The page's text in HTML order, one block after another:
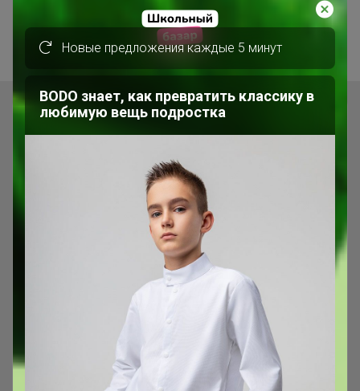
Всё, чтобы ваши дети чувствовали себя
комфортно и стильно.
Новые предложения каждые 5 минут
BODO знает, как превратить классику в
любимую вещь подростка